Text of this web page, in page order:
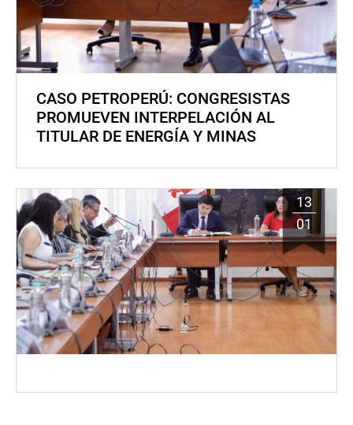
CASO PETROPERÚ: CONGRESISTAS
PROMUEVEN INTERPELACIÓN AL
TITULAR DE ENERGÍA Y MINAS
13
01